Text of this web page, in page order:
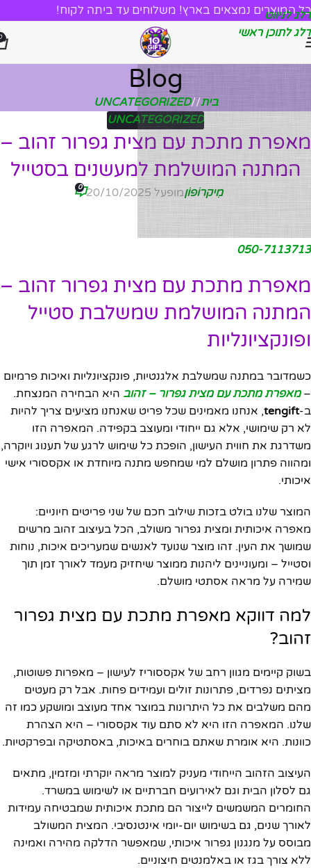
דלג לניווט
דלג לתוכן ראשי
כל המוצרים נמצאים בארץ! משלוחים עד ביתה לקוח!
Blog
בית/
UNCATEGORIZED
UNCATEGORIZED
מאפרת מתכת עם מצית גפרור זהוב –
המתנה המושלמת למעשנים בסטייל
מִיקרוֹפוֹןמופעל 20/10/2025 0
050-7113713
מאפרת מתכת עם מצית גפרור זהוב –
המתנה המושלמת שמשלבת סטייל
ופונקציונליות
כשמדובר במתנה שמשלבת אלגנטיות, פונקציונליות ואיכות פרמיום
–מאפרת מתכת עם מצית גפרור – זהוב היא הבחירה המנצחת.
ב-tengift, אנחנו מאמינים שכל פריט שאנחנו מציעים צריך להיות
לא רק שימושי, אלא גם ייחודי ומעוצב בקפידה. המאפרה הזו
משדרגת את חווית העישון, הופכת כל שימוש לרגע של תענוג ויוקרה,
ומהווה פתרון מושלם למי שמחפש מתנה מיוחדת או אקססורי אישי
איכותי.
המוצר שלנו בולט בזכות שילוב חכם של שני פריטים חיוניים:
מאפרה איכותית ומצית גפרור משולב, הכל בעיצוב זהוב מרשים
שמושך את העין. זהו מוצר שנועד לאנשים שמעריכים איכות, נוחות
וסטייל – ומעוניינים ליהנות ממוצר שיחזיק מעמד לאורך זמן תוך
שמירה על מראה אסתטי מושלם.
למה דווקא מאפרת מתכת עם מצית גפרור
זהוב?
בשוק קיימים מגוון רחב של אקססוריז לעישון – מאפרות פשוטות,
מציתים נפרדים, פתרונות זולים ועמידים פחות. אבל רק מעטים
מהם משלבים את כל היתרונות במוצר אחד מעוצב ומושקע כמו זה
שלנו. המאפרה הזו היא לא סתם עוד אקססורי – היא הצהרת
כוונות. היא אומרת שאתם בוחרים באיכות, באסתטיקה ובפרקטיות.
העיצוב הזהוב הייחודי מעניק למוצר מראה יוקרתי ומזמין, מתאים
גם לסלון הבית וגם לאירועים חברתיים או לשימוש במשרד.
החומרים המשמשים לייצור הם מתכת איכותית שמבטיחה עמידות
לאורך שנים, גם בשימוש יום-יומי אינטנסיבי. המצית המשולב
מבוסס על מנגנון גפרור איכותי, שמאפשר הדלקה מהירה ואמינה
ללא צורך בגז או באלמנטים חיצוניים.